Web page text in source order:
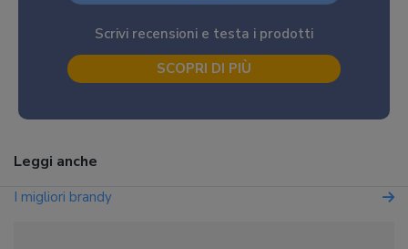
Scrivi recensioni e testa i prodotti
SCOPRI DI PIÙ
Leggi anche
I migliori brandy